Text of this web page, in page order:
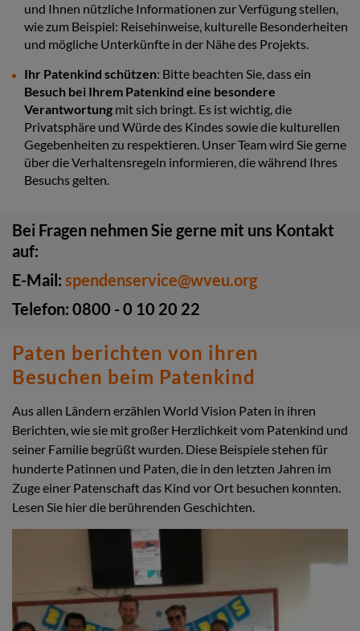
und Ihnen nützliche Informationen zur Verfügung stellen,
wie zum Beispiel: Reisehinweise, kulturelle Besonderheiten
und mögliche Unterkünfte in der Nähe des Projekts.
Ihr Patenkind schützen: Bitte beachten Sie, dass ein
Besuch bei Ihrem Patenkind eine besondere
Verantwortung mit sich bringt. Es ist wichtig, die
Privatsphäre und Würde des Kindes sowie die kulturellen
Gegebenheiten zu respektieren. Unser Team wird Sie gerne
über die Verhaltensregeln informieren, die während Ihres
Besuchs gelten.
Bei Fragen nehmen Sie gerne mit uns Kontakt
auf:
E-Mail: spendenservice@wveu.org
Telefon: 0800 - 0 10 20 22
Paten berichten von ihren
Besuchen beim Patenkind
Aus allen Ländern erzählen World Vision Paten in ihren
Berichten, wie sie mit großer Herzlichkeit vom Patenkind und
seiner Familie begrüßt wurden. Diese Beispiele stehen für
hunderte Patinnen und Paten, die in den letzten Jahren im
Zuge einer Patenschaft das Kind vor Ort besuchen konnten.
Lesen Sie hier die berührenden Geschichten.